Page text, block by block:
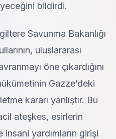
bildirdi.
Savunma Bakanlığı
uluslararası
öne çıkardığını
Gazze’deki
kararı yanlıştır. Bu
ateşkes, esirlerin
insani yardımların girişi